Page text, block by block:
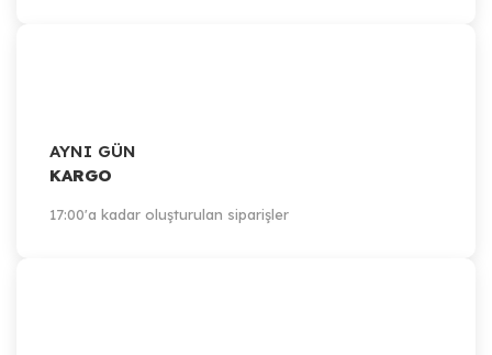
AYNI GÜN
KARGO
17:00'a kadar oluşturulan siparişler